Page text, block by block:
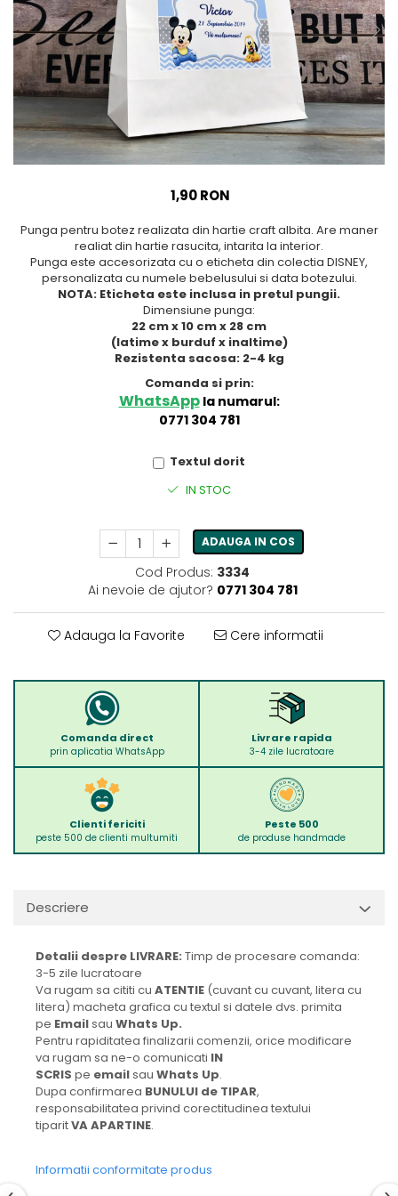
Meniuri & nr de BOTEZ
Plicuri si cartoane pentru
INVITATII
TAVA pentru MOT
Cruciulite de BOTEZ
Invitatii BANCHET
Trusouri & Lumanari Botez
Pahare Miri & Nasi
Cocarde nunta
Inmormatare/pomana
Meniuri pentru NUNTA
Decoratiuni NUNTA
1,90 RON
Punga pentru botez realizata din hartie craft albita. Are maner
realiat din hartie rasucita, intarita la interior.
Punga este accesorizata cu o eticheta din colectia DISNEY,
personalizata cu numele bebelusului si data botezului.
NOTA: Eticheta este inclusa in pretul pungii.
Dimensiune punga:
22 cm x 10 cm x 28 cm
(latime x burduf x inaltime)
Rezistenta sacosa: 2-4 kg
Comanda si prin:
WhatsApp la numarul:
0771 304 781
Textul dorit
IN STOC
ADAUGA IN COS
Cod Produs: 3334
Ai nevoie de ajutor? 0771 304 781
Adauga la Favorite Cere informatii
Comanda direct
prin aplicatia WhatsApp
Livrare rapida
3-4 zile lucratoare
Clienti fericiti
peste 500 de clienti multumiti
Peste 500
de produse handmade
Descriere
Detalii despre LIVRARE: Timp de procesare comanda:
3-5 zile lucratoare
Va rugam sa cititi cu ATENTIE (cuvant cu cuvant, litera cu
litera) macheta grafica cu textul si datele dvs. primita
pe Emailsau Whats Up.
Pentru rapiditatea finalizarii comenzii, orice modificare
va rugam sa ne-o comunicati IN
SCRIS pe emailsau Whats Up.
Dupa confirmarea BUNULUI de TIPAR,
responsabilitatea privind corectitudinea textului
tiparitVA APARTINE.
Informatii conformitate produs